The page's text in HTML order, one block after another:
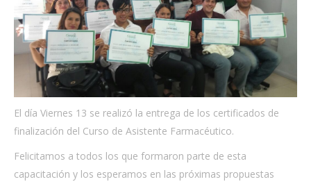
El día Viernes 13 se realizó la entrega de los certificados de
finalización del Curso de Asistente Farmacéutico.
Felicitamos a todos los que formaron parte de esta
capacitación y los esperamos en las próximas propuestas